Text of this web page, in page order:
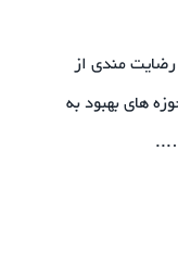
مندی از
های بهبود به